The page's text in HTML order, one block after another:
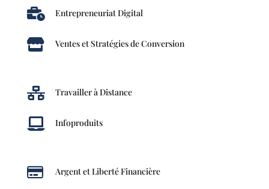
 Entrepreneuriat Digital
 Ventes et Stratégies de Conversion
 Travailler à Distance
 Infoproduits
 Argent et Liberté Financière